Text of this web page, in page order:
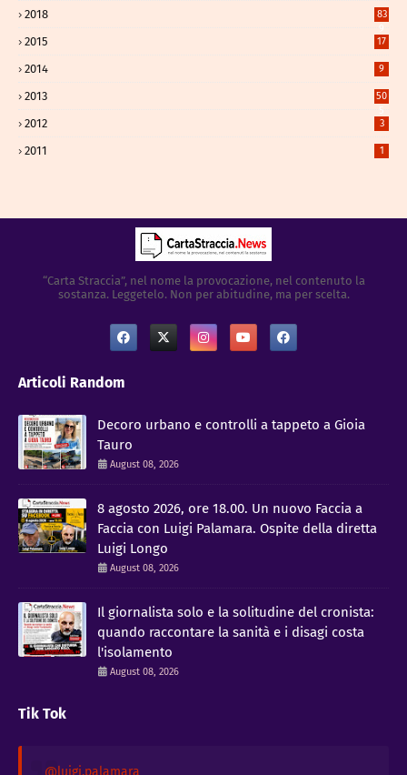
2018
83
9
2015 17
2014 9
2013
50
5
2012 3
2011 1
“Carta Straccia”, nel nome la provocazione, nel contenuto la
sostanza. Leggetelo. Non per abitudine, ma per scelta.
Articoli Random
Decoro urbano e controlli a tappeto a Gioia
Tauro
August 08, 2026
8 agosto 2026, ore 18.00. Un nuovo Faccia a
Faccia con Luigi Palamara. Ospite della diretta
Luigi Longo
August 08, 2026
Il giornalista solo e la solitudine del cronista:
quando raccontare la sanità e i disagi costa
l'isolamento
August 08, 2026
Tik Tok